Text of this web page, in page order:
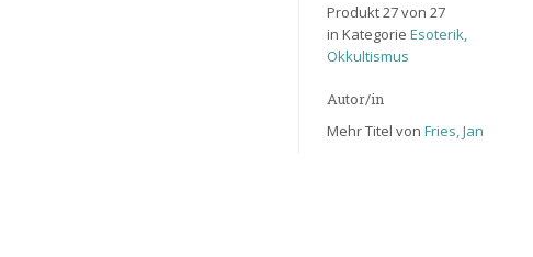
Produkt 27 von 27
in Kategorie Esoterik,
Okkultismus
Autor/in
Mehr Titel von Fries, Jan